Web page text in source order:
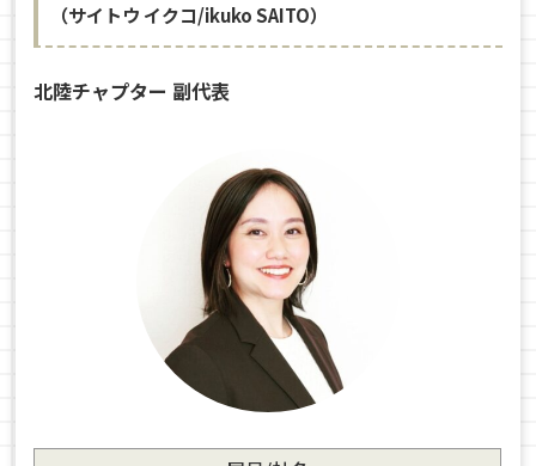
（サイトウ イクコ/ikuko SAITO）
北陸チャプター 副代表